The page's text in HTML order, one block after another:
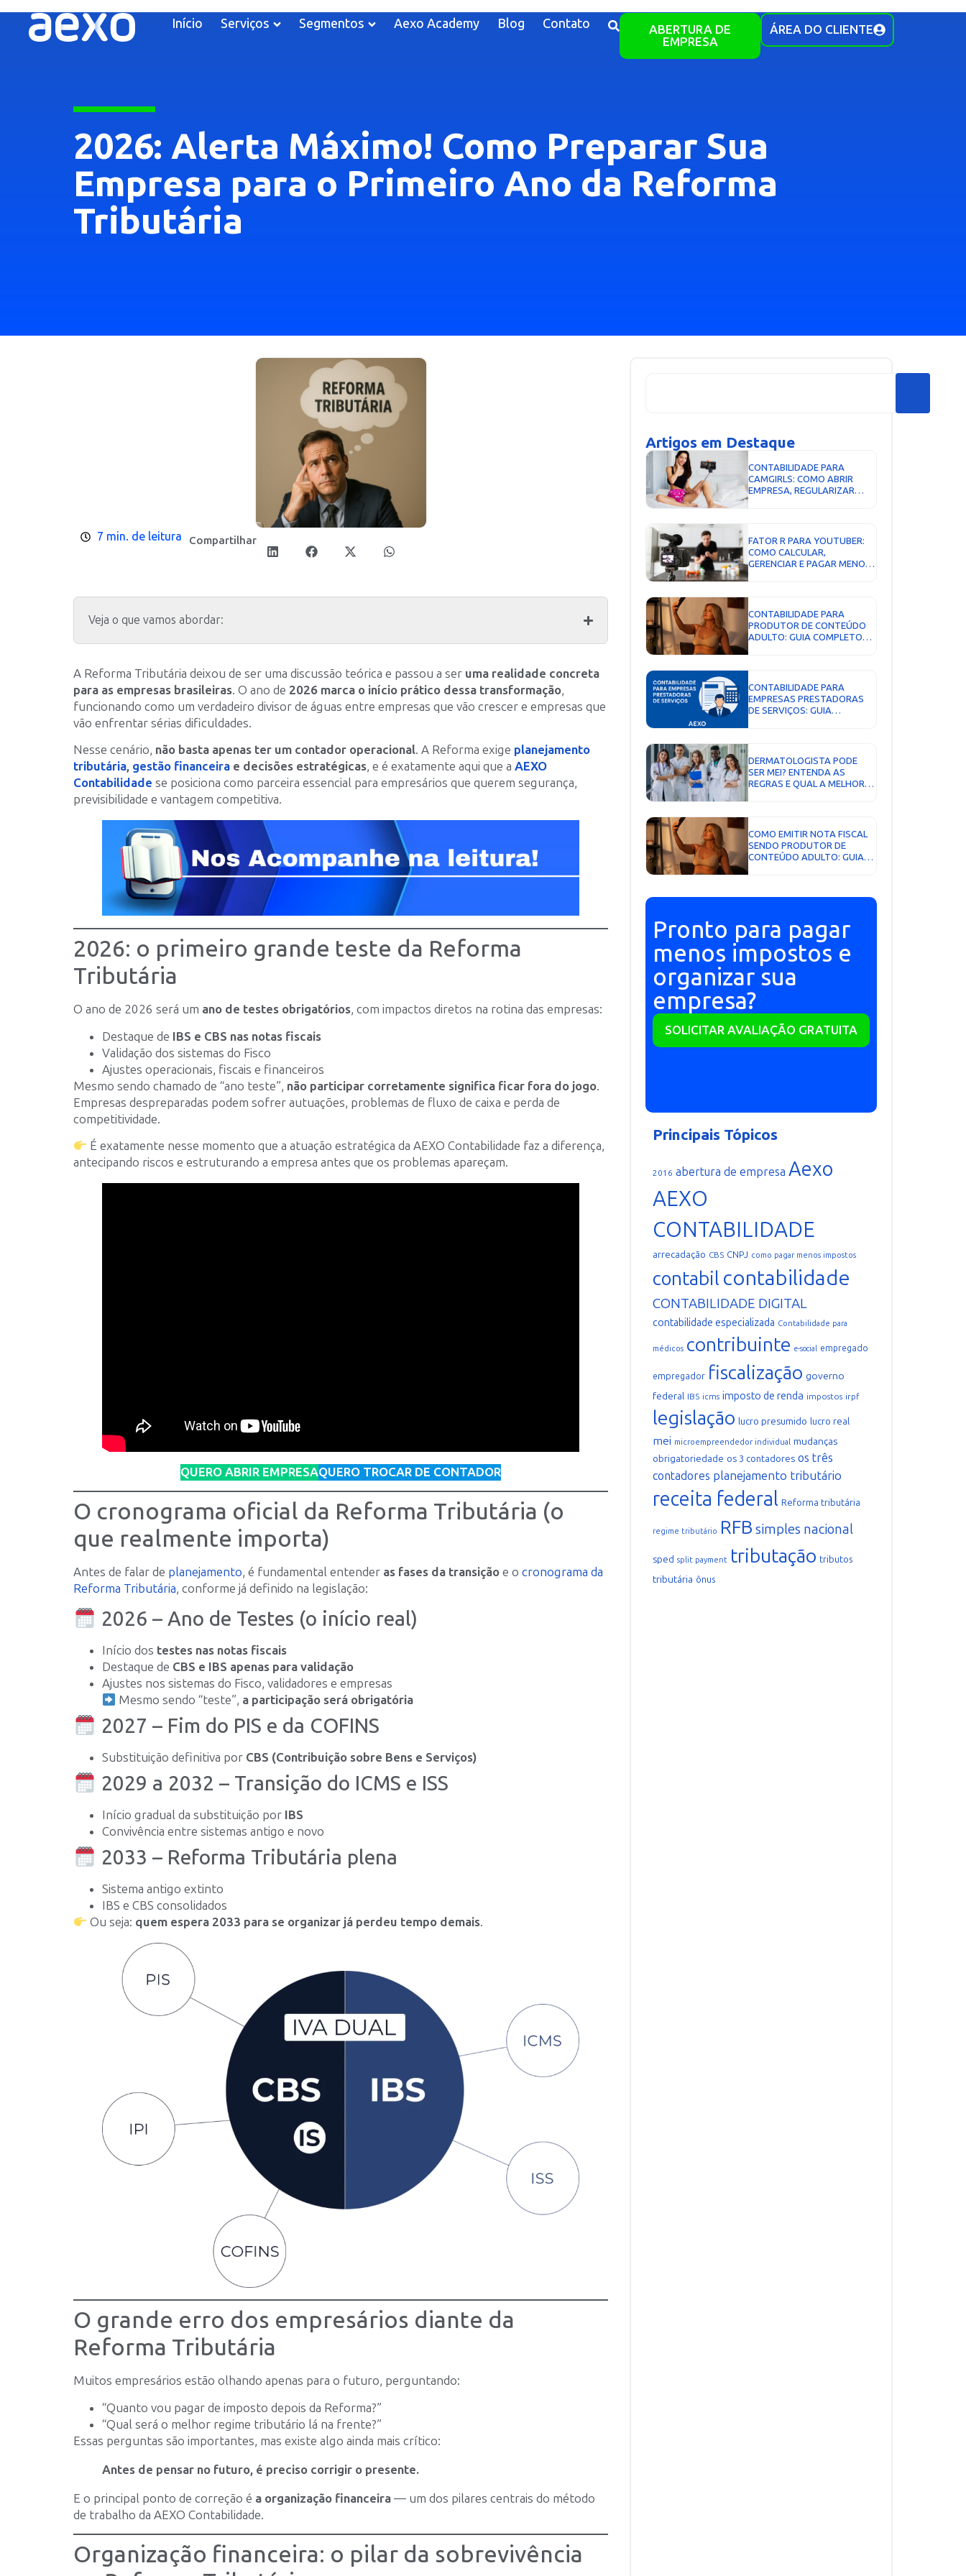
Início Serviços Segmentos Aexo Academy Blog Contato
ABERTURA DE
EMPRESA
ÁREA DO CLIENTE
2026: Alerta Máximo! Como Preparar Sua
Empresa para o Primeiro Ano da Reforma
Tributária
7 min. de leitura Compartilhar
Veja o que vamos abordar:
A Reforma Tributária deixou de ser uma discussão teórica e passou a ser uma realidade concreta
para as empresas brasileiras. O ano de 2026 marca o início prático dessa transformação,
funcionando como um verdadeiro divisor de águas entre empresas que vão crescer e empresas que
vão enfrentar sérias dificuldades.
Nesse cenário, não basta apenas ter um contador operacional. A Reforma exige planejamento
tributária, gestão financeira e decisões estratégicas, e é exatamente aqui que a AEXO
Contabilidade se posiciona como parceira essencial para empresários que querem segurança,
previsibilidade e vantagem competitiva.
2026: o primeiro grande teste da Reforma
Tributária
O ano de 2026 será um ano de testes obrigatórios, com impactos diretos na rotina das empresas:
Destaque de IBS e CBS nas notas fiscais
Validação dos sistemas do Fisco
Ajustes operacionais, fiscais e financeiros
Mesmo sendo chamado de “ano teste”, não participar corretamente significa ficar fora do jogo.
Empresas despreparadas podem sofrer autuações, problemas de fluxo de caixa e perda de
competitividade.
É exatamente nesse momento que a atuação estratégica da AEXO Contabilidade faz a diferença,
antecipando riscos e estruturando a empresa antes que os problemas apareçam.
QUERO ABRIR EMPRESAQUERO TROCAR DE CONTADOR
O cronograma oficial da Reforma Tributária (o
que realmente importa)
Antes de falar de planejamento, é fundamental entender as fases da transição e o cronograma da
Reforma Tributária, conforme já definido na legislação:
2026 – Ano de Testes (o início real)
Início dos testes nas notas fiscais
Destaque de CBS e IBS apenas para validação
Ajustes nos sistemas do Fisco, validadores e empresas
Mesmo sendo “teste”, a participação será obrigatória
2027 – Fim do PIS e da COFINS
Substituição definitiva por CBS (Contribuição sobre Bens e Serviços)
2029 a 2032 – Transição do ICMS e ISS
Início gradual da substituição por IBS
Convivência entre sistemas antigo e novo
2033 – Reforma Tributária plena
Sistema antigo extinto
IBS e CBS consolidados
Ou seja: quem espera 2033 para se organizar já perdeu tempo demais.
O grande erro dos empresários diante da
Reforma Tributária
Muitos empresários estão olhando apenas para o futuro, perguntando:
“Quanto vou pagar de imposto depois da Reforma?”
“Qual será o melhor regime tributário lá na frente?”
Essas perguntas são importantes, mas existe algo ainda mais crítico:
Antes de pensar no futuro, é preciso corrigir o presente.
E o principal ponto de correção é a organização financeira — um dos pilares centrais do método
de trabalho da AEXO Contabilidade.
Organização financeira: o pilar da sobrevivência
Artigos em Destaque
CONTABILIDADE PARA
CAMGIRLS: COMO ABRIR
EMPRESA, REGULARIZAR
FATOR R PARA YOUTUBER:
COMO CALCULAR,
GERENCIAR E PAGAR MENOS
CONTABILIDADE PARA
PRODUTOR DE CONTEÚDO
ADULTO: GUIA COMPLETO
CONTABILIDADE PARA
EMPRESAS PRESTADORAS
DE SERVIÇOS: GUIA
DERMATOLOGISTA PODE
SER MEI? ENTENDA AS
REGRAS E QUAL A MELHOR
COMO EMITIR NOTA FISCAL
SENDO PRODUTOR DE
CONTEÚDO ADULTO: GUIA
Pronto para pagar
menos impostos e
organizar sua
empresa?
SOLICITAR AVALIAÇÃO GRATUITA
Principais Tópicos
2016 abertura de empresa Aexo
AEXO
CONTABILIDADE
arrecadação CBS CNPJ como pagar menos impostos
contabil contabilidade
CONTABILIDADE DIGITAL
contabilidade especializada Contabilidade para
médicos contribuinte e-social empregado
empregador fiscalização governo
federal IBS icms imposto de renda impostos irpf
legislação lucro presumido lucro real
mei microempreendedor individual mudanças
obrigatoriedade os 3 contadores os três
contadores planejamento tributário
receita federal Reforma tributária
regime tributário RFB simples nacional
sped split payment tributação tributos
tributária ônus